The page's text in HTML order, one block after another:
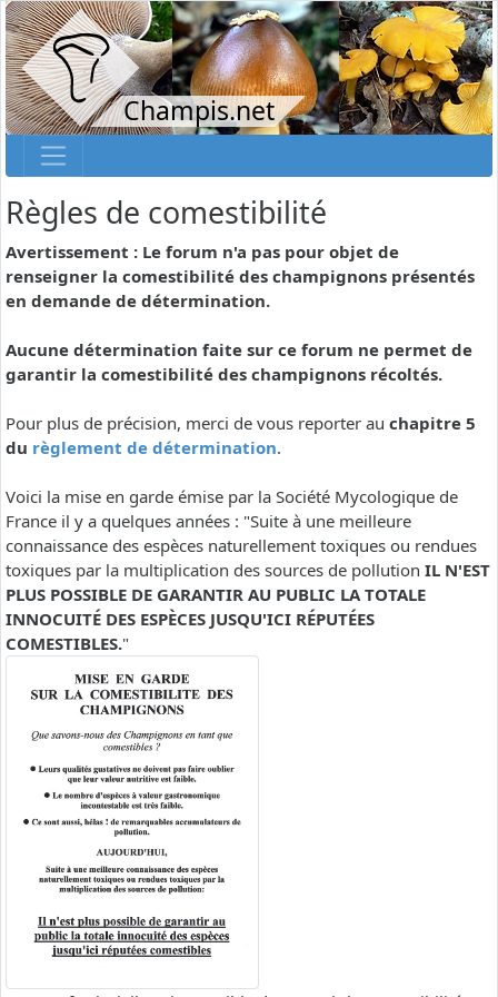
Champis.net
Règles de comestibilité
Avertissement : Le forum n'a pas pour objet de
renseigner la comestibilité des champignons présentés
en demande de détermination.
Aucune détermination faite sur ce forum ne permet de
garantir la comestibilité des champignons récoltés.
Pour plus de précision, merci de vous reporter au chapitre 5
du règlement de détermination.
Voici la mise en garde émise par la Société Mycologique de
France il y a quelques années : "Suite à une meilleure
connaissance des espèces naturellement toxiques ou rendues
toxiques par la multiplication des sources de pollution IL N'EST
PLUS POSSIBLE DE GARANTIR AU PUBLIC LA TOTALE
INNOCUITÉ DES ESPÈCES JUSQU'ICI RÉPUTÉES
COMESTIBLES."